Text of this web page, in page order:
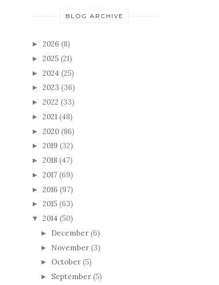
BLOG ARCHIVE
► 2026 (8)
► 2025 (21)
► 2024 (25)
► 2023 (36)
► 2022 (33)
► 2021 (48)
► 2020 (86)
► 2019 (32)
► 2018 (47)
► 2017 (69)
► 2016 (97)
► 2015 (63)
▼ 2014 (50)
► December (6)
► November (3)
► October (5)
► September (5)